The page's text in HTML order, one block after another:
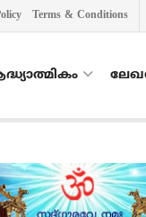
Terms & Conditions